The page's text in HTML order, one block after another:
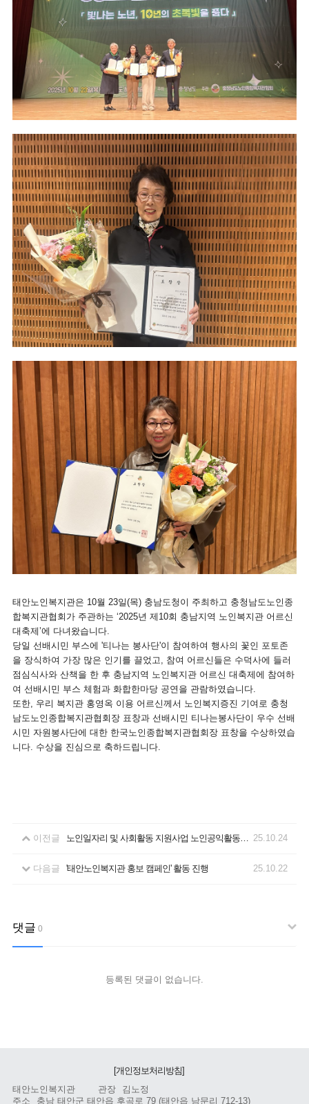
태안노인복지관은 10월 23일(목) 충남도청이 주최하고 충청남도노인종
합복지관협회가 주관하는 ‘2025년 제10회 충남지역 노인복지관 어르신
대축제’에 다녀왔습니다.
당일 선배시민 부스에 '티나는 봉사단'이 참여하여 행사의 꽃인 포토존
을 장식하여 가장 많은 인기를 끌었고, 참여 어르신들은 수덕사에 들러
점심식사와 산책을 한 후 충남지역 노인복지관 어르신 대축제에 참여하
여 선배시민 부스 체험과 화합한마당 공연을 관람하였습니다.
또한, 우리 복지관 홍영옥 이용 어르신께서 노인복지증진 기여로 충청
남도노인종합복지관협회장 표창과 선배시민 티나는봉사단이 우수 선배
시민 자원봉사단에 대한 한국노인종합복지관협회장 표창을 수상하였습
니다. 수상을 진심으로 축하드립니다.
이전글 노인일자리 및 사회활동 지원사업 노인공익활동·복지관 이용 어르신 대상 2025년 건강안전교육 진행 25.10.24
다음글 '태안노인복지관 홍보 캠페인' 활동 진행 25.10.22
댓글 0
등록된 댓글이 없습니다.
[개인정보처리방침]
태안노인복지관
관장
김노정
주소
충남 태안군 태안읍 후곡로 79 (태안읍 남문리 712-13)